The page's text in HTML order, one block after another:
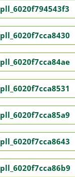
pll_6020f794543f3
pll_6020f7cca8430
pll_6020f7cca84ae
pll_6020f7cca8531
pll_6020f7cca85a9
pll_6020f7cca8643
pll_6020f7cca86b9